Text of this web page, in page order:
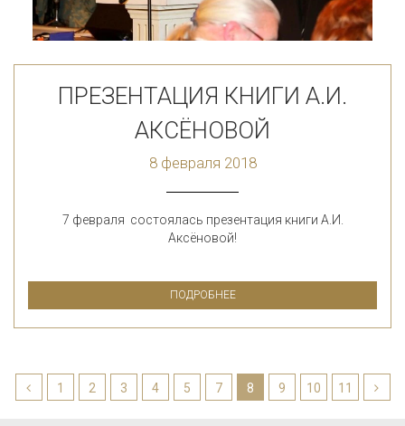
ПРЕЗЕНТАЦИЯ КНИГИ А.И.
АКСЁНОВОЙ
8 февраля 2018
7 февраля состоялась презентация книги А.И.
Аксёновой!
ПОДРОБНЕЕ
1 2 3 4 5 7 8 9 10 11